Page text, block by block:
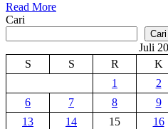
Read More
Cari
Cari
Juli
S
S R K
1
2
6
7 8 9
13
14 15 16